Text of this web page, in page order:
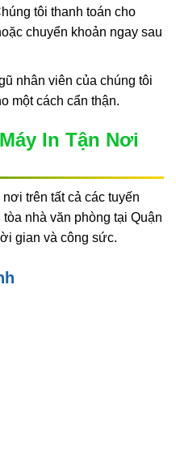
tôi thanh toán cho
chuyển khoản ngay sau
nhân viên của chúng tôi
một cách cẩn thận.
In Tận Nơi
nơi trên tất cả các tuyến
nhà văn phòng tại Quận
gian và công sức.